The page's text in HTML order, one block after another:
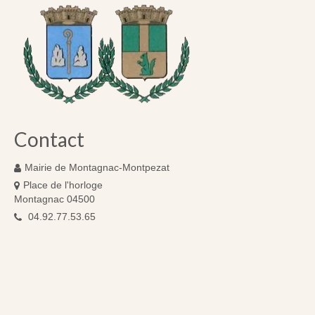
Contact
Mairie de Montagnac-Montpezat
Place de l'horloge
Montagnac 04500
04.92.77.53.65